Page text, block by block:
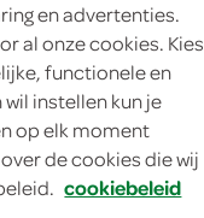
en advertenties.
al onze cookies. Kies
functionele en
instellen kun je
op elk moment
de cookies die wij
cookiebeleid